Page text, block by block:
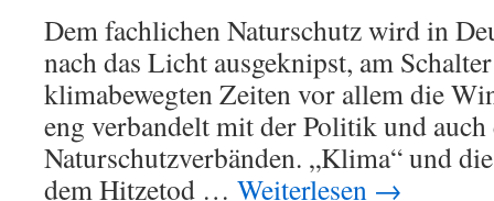
Dem fachlichen Naturschutz wird in
nach das Licht ausgeknipst, am
klimabewegten Zeiten vor allem die
eng verbandelt mit der Politik und auch
Naturschutzverbänden. „Klima“ und
dem Hitzetod … Weiterlesen →